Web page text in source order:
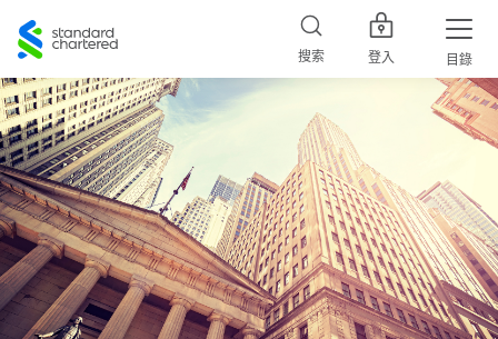
Standard
Chartered
搜索 登入 目錄